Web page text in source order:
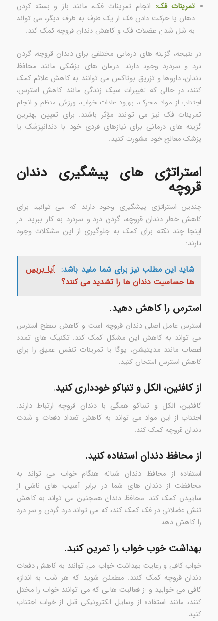
تمرینات فک: انجام تمرینات فک، مانند باز و بسته کردن
دهان یا حرکت دادن فک از یک طرف به طرف دیگر، می تواند
به شل شدن عضلات فک و کاهش دندان قروچه کمک کند.
در نتیجه، گزینه های درمانی مختلفی برای دندان قروچه، گردن
درد و سردرد وجود دارند. درمان های پزشکی مانند محافظ
دندان، داروها و تزریق بوتاکس می توانند به کاهش علائم کمک
کنند، در حالی که تغییرات سبک زندگی مانند کاهش استرس،
اجتناب از مواد محرک، بهبود عادات خواب، ورزش منظم و انجام
تمرینات فک نیز می توانند مؤثر باشند. برای تعیین بهترین
گزینه های درمانی برای نیازهای فردی خود با دندانپزشک یا
پزشک معالج خود مشورت کنید.
استراتژی های پیشگیری دندان
قروچه
چندین استراتژی پیشگیری وجود دارند که می توانید برای
کاهش خطر دندان قروچه، گردن درد و سردرد به کار ببرید. در
اینجا چند نکته برای کمک به جلوگیری از این مشکلات وجود
دارند:
شاید این مطلب نیز برای شما مفید باشد: آیا بریس
ها حساسیت دندان ها را تشدید می کنند؟
استرس را کاهش دهید.
استرس عامل اصلی دندان قروچه است و کاهش سطح استرس
می تواند به کاهش این مشکل کمک کند. تکنیک های تمدد
اعصاب مانند مدیتیشن، یوگا یا تمرینات تنفس عمیق را برای
کاهش استرس امتحان کنید.
از کافئین، الکل و تنباکو خودداری کنید.
کافئین، الکل و تنباکو همگی با دندان قروچه ارتباط دارند.
اجتناب از این مواد می تواند به کاهش تعداد دفعات و شدت
دندان قروچه کمک کند.
از محافظ دندان استفاده کنید.
استفاده از محافظ دندان شبانه هنگام خواب می تواند به
محافظت از دندان های شما در برابر آسیب های ناشی از
ساییدن کمک کند. محافظ دندان همچنین می تواند به کاهش
تنش عضلانی در فک کمک کند، که می تواند درد گردن و سر درد
را کاهش دهد.
بهداشت خوب خواب را تمرین کنید.
خواب کافی و رعایت بهداشت خواب می توانند به کاهش دفعات
دندان قروچه کمک کنند. مطمئن شوید که هر شب به اندازه
کافی می خوابید و از فعالیت هایی که می توانند خواب را مختل
کنند، مانند استفاده از وسایل الکترونیکی قبل از خواب اجتناب
کنید.